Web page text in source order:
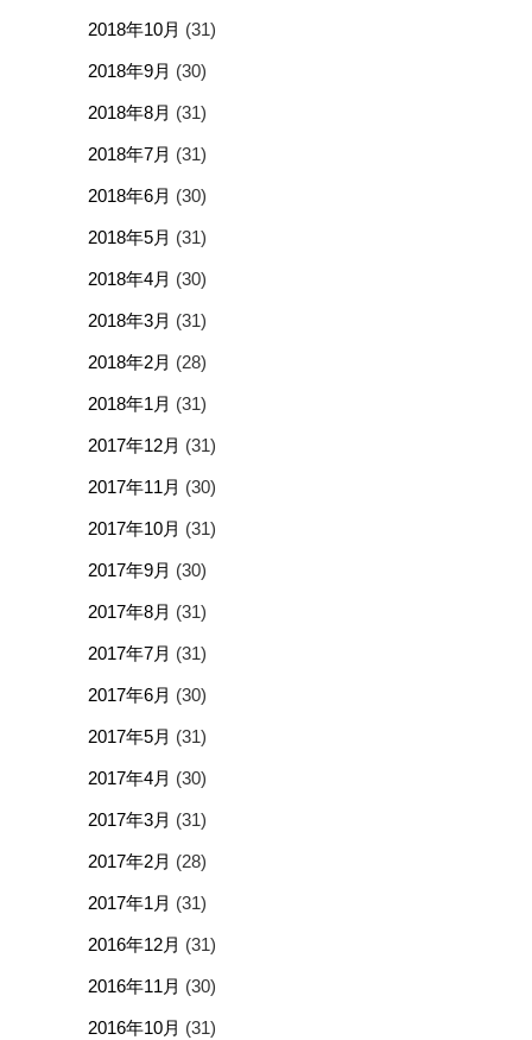
2018年10月 (31)
2018年9月 (30)
2018年8月 (31)
2018年7月 (31)
2018年6月 (30)
2018年5月 (31)
2018年4月 (30)
2018年3月 (31)
2018年2月 (28)
2018年1月 (31)
2017年12月 (31)
2017年11月 (30)
2017年10月 (31)
2017年9月 (30)
2017年8月 (31)
2017年7月 (31)
2017年6月 (30)
2017年5月 (31)
2017年4月 (30)
2017年3月 (31)
2017年2月 (28)
2017年1月 (31)
2016年12月 (31)
2016年11月 (30)
2016年10月 (31)